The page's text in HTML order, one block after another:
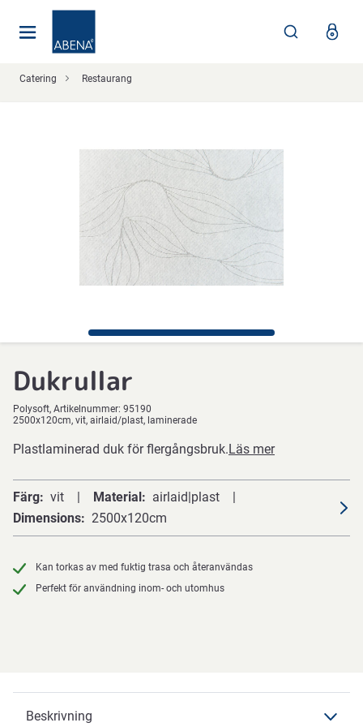
Catering Restaurang
Dukrullar
Polysoft Artikelnummer: 95190
2500x120cm, vit, airlaid/plast, laminerade
Plastlaminerad duk för flergångsbruk.Läs mer
Färg vit Material
airlaid|plast
Dimensions
2500x120cm
Kan torkas av med fuktig trasa och återanvändas
Perfekt för användning inom- och utomhus
Beskrivning